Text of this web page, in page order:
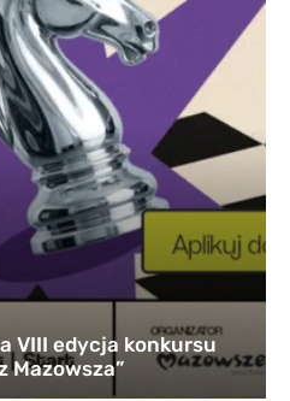
VIII edycja konkursu
Mazowsza”